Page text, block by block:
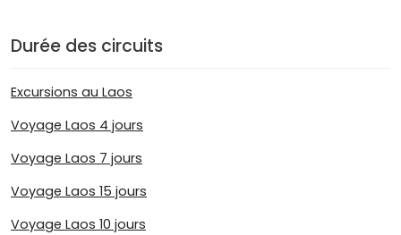
Durée des circuits
Excursions au Laos
Voyage Laos 4 jours
Voyage Laos 7 jours
Voyage Laos 15 jours
Voyage Laos 10 jours